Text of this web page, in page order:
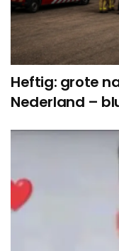
Heftig: grote
Nederland –